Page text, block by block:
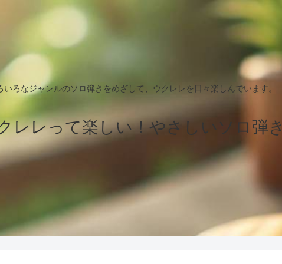
いろなジャンルのソロ弾きをめざして、ウクレレを日々楽しんでいます。
レレって楽しい！やさしいソロ弾き